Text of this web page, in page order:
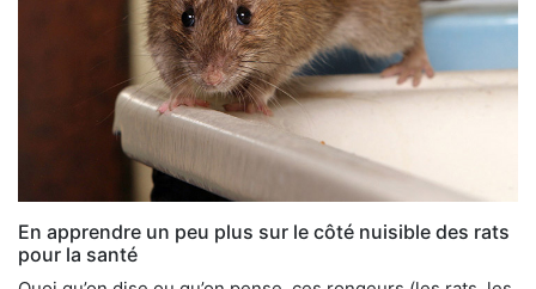
En apprendre un peu plus sur le côté nuisible des rats
pour la santé